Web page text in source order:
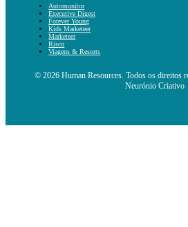
Automonitor
Executive Digest
Forever Young
Kids Marketeer
Marketeer
Risco
Viagens & Resorts
© 2026 Human Resources. Todos os direitos
Neurónio Criativo